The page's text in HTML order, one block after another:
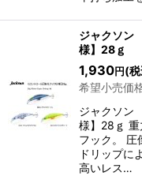
ジャクソン
様】28ｇ
1,930円 (
希望小売価
ジャクソン
様】28ｇ 重
フック。 圧
ドリップに
高いレス…